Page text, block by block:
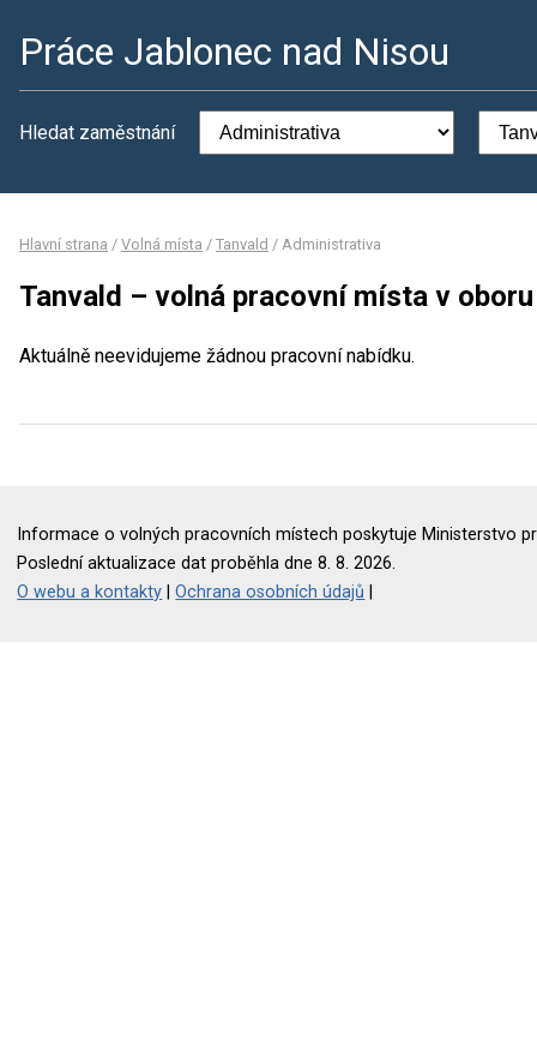
Práce Jablonec nad Nisou
Hledat zaměstnání
Hlavní strana / Volná místa / Tanvald / Administrativa
Tanvald – volná pracovní místa v
Aktuálně neevidujeme žádnou pracovní nabídku.
Informace o volných pracovních místech poskytuje Ministerstvo
Poslední aktualizace dat proběhla dne 8. 8. 2026.
O webu a kontakty |Ochrana osobních údajů